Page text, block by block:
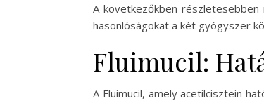
A következőkben részletesebben
hasonlóságokat a két gyógyszer
Fluimucil:
A Fluimucil, amely acetilcisztein